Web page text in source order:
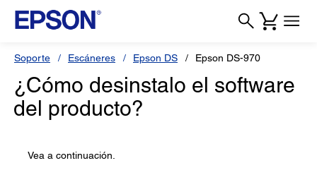
Soporte Escáneres Epson DS Epson DS-970
¿Cómo desinstalo el software
del producto?
Vea a continuación.